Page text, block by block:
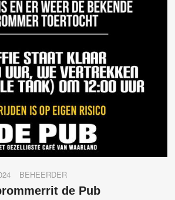
BEHEERDER
de Pub